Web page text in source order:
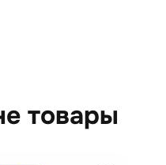
товары